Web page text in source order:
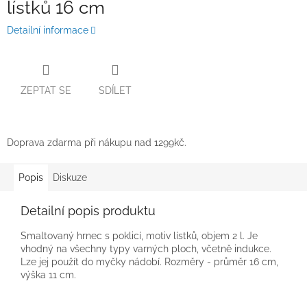
lístků 16 cm
Detailní informace
ZEPTAT SE SDÍLET
Doprava zdarma při nákupu nad 1299kč.
Popis Diskuze
Detailní popis produktu
Smaltovaný hrnec s poklicí, motiv lístků, objem 2 l. Je
vhodný na všechny typy varných ploch, včetně indukce.
Lze jej použít do myčky nádobí. Rozměry - průměr 16 cm,
výška 11 cm.